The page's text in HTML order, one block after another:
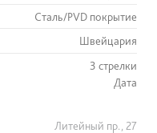
Сталь/PVD покрытие
Швейцария
3 стрелки
Дата
Литейный пр., 27